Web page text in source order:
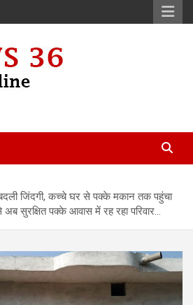
जिंदगी, कच्चे घर से पक्के मकान तक पहुंचा
सुरक्षित पक्के आवास में रह रहा परिवार…